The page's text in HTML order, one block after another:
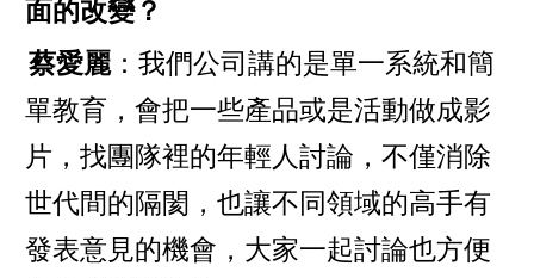
面的改變？
蔡愛麗：我們公司講的是單一系統和簡
單教育，會把一些產品或是活動做成影
片，找團隊裡的年輕人討論，不僅消除
世代間的隔閡，也讓不同領域的高手有
發表意見的機會，大家一起討論也方便